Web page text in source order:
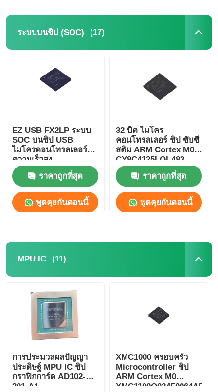
ระบบบนชิป (SOC) (17)
EZ USB FX2LP ระบบ
SOC บนชิป USB
ไมโครคอนโทรลเลอร์
ความเร็วสูง
CY7C68013A-56LTXC
ราคาถูกที่สุด
พูดคุยกันตอนนี้
32 บิต ไมโคร
คอนโทรลเลอร์ ชิป ซับซี
สติม ARM Cortex M0
CY8C4125LQI-483
ราคาถูกที่สุด
พูดคุยกันตอนนี้
MPU IC (11)
การประมวลผลปัญญา
ประดิษฐ์ MPU IC ชิป
กราฟิกการ์ด AD102-
301-A1
XMC1000 ครอบครัว
Microcontroller ชิป
ARM Cortex M0